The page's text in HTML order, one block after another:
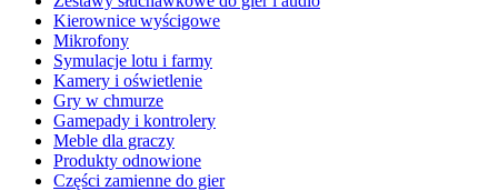
Kierownice wyścigowe
Mikrofony
Symulacje lotu i farmy
Kamery i oświetlenie
Gry w chmurze
Gamepady i kontrolery
Meble dla graczy
Produkty odnowione
Części zamienne do gier